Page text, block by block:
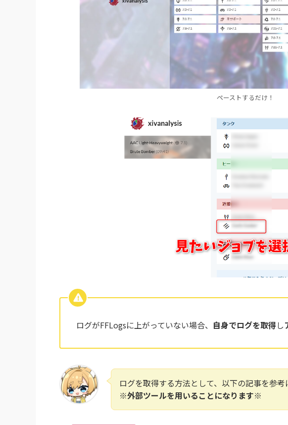
ペーストするだけ！
ログがFFLogsに上がっていない場合、 自身でログを取得し
ログを取得する方法として、以下の記事を参考
※外部ツールを用いることになります※